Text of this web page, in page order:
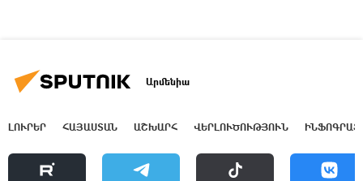
Արմենիա
ԼՈՒՐԵՐ ՀԱՅԱՍՏԱՆ ԱՇԽԱՐՀ ՎԵՐԼՈՒԾՈՒԹՅՈՒՆ